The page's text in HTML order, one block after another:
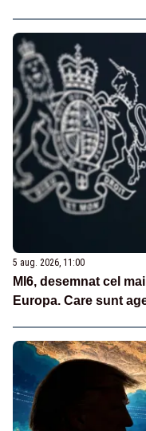
5 aug. 2026, 11:00
MI6, desemnat cel
Europa. Care sunt